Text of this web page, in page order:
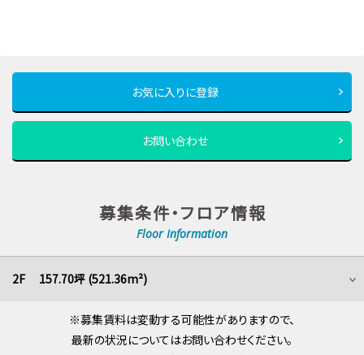
お気に入りに登録
お問い合わせ
募集条件・フロア情報
Floor Information
2F 157.70坪 (521.36m²)
※募集賃料は変動する可能性がありますので、
最新の状況についてはお問い合わせください。